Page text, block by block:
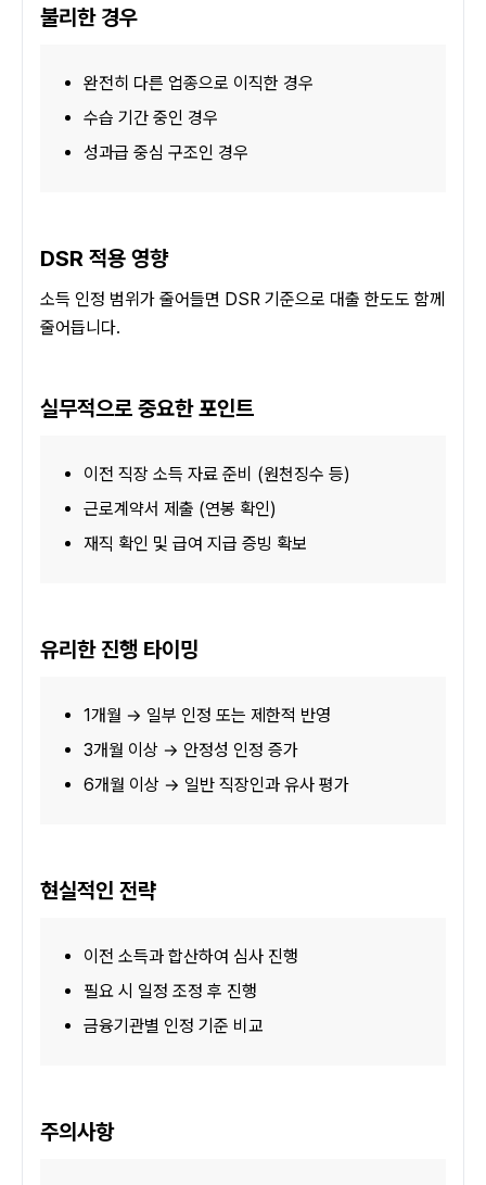
불리한 경우
완전히 다른 업종으로 이직한 경우
수습 기간 중인 경우
성과급 중심 구조인 경우
DSR 적용 영향
소득 인정 범위가 줄어들면 DSR 기준으로 대출 한도도 함께
줄어듭니다.
실무적으로 중요한 포인트
이전 직장 소득 자료 준비 (원천징수 등)
근로계약서 제출 (연봉 확인)
재직 확인 및 급여 지급 증빙 확보
유리한 진행 타이밍
1개월 → 일부 인정 또는 제한적 반영
3개월 이상 → 안정성 인정 증가
6개월 이상 → 일반 직장인과 유사 평가
현실적인 전략
이전 소득과 합산하여 심사 진행
필요 시 일정 조정 후 진행
금융기관별 인정 기준 비교
주의사항